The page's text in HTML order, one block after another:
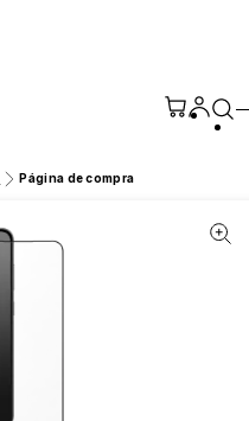
Página de compra